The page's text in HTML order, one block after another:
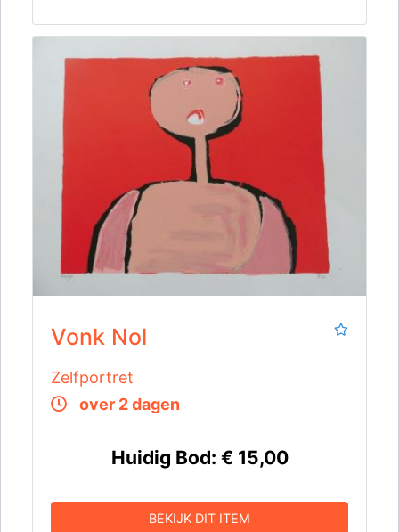
Vonk Nol
Zelfportret
over 2 dagen
Huidig Bod: € 15,00
BEKIJK DIT ITEM